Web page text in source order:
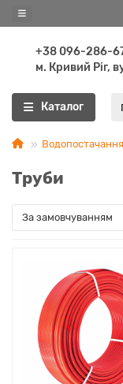
+38 096-286-
м. Кривий Ріг,
Каталог
Водопостачання
Труби